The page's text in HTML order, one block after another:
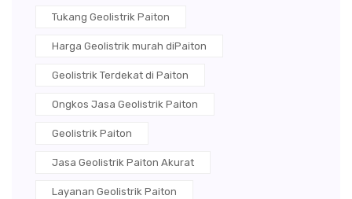
Tukang Geolistrik Paiton
Harga Geolistrik murah diPaiton
Geolistrik Terdekat di Paiton
Ongkos Jasa Geolistrik Paiton
Geolistrik Paiton
Jasa Geolistrik Paiton Akurat
Layanan Geolistrik Paiton